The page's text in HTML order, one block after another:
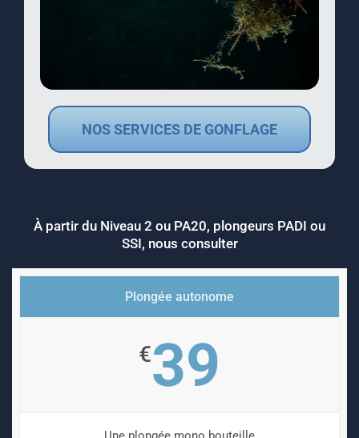
NOS SERVICES DE GONFLAGE
À partir du Niveau 2 ou PA20, plongeurs PADI ou
SSI, nous consulter
Plongée autonome
€39